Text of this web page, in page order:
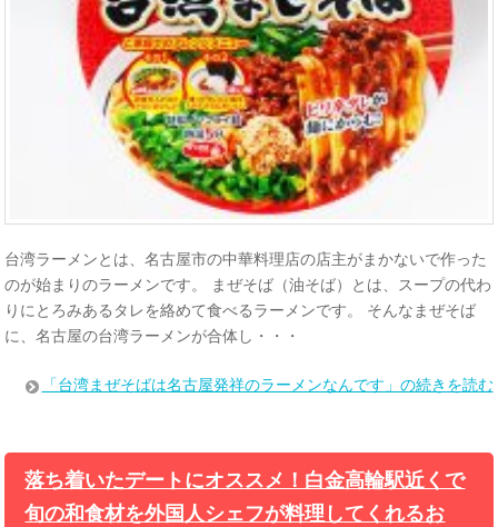
台湾ラーメンとは、名古屋市の中華料理店の店主がまかないで作った
のが始まりのラーメンです。 まぜそば（油そば）とは、スープの代わ
りにとろみあるタレを絡めて食べるラーメンです。 そんなまぜそば
に、名古屋の台湾ラーメンが合体し・・・
「台湾まぜそばは名古屋発祥のラーメンなんです」の続きを読む
落ち着いたデートにオススメ！白金高輪駅近くで
旬の和食材を外国人シェフが料理してくれるお